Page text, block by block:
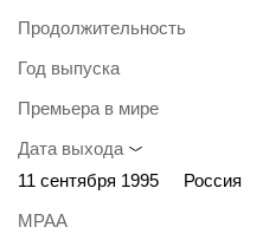
Продолжительность
Год выпуска
Премьера в мире
Дата выхода
11 сентября 1995
Россия
MPAA